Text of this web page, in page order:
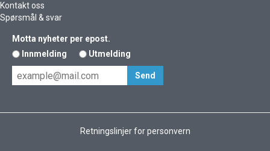
Kontakt oss
Spørsmål & svar
Motta nyheter per epost.
Innmelding
Utmelding
Retningslinjer for personvern